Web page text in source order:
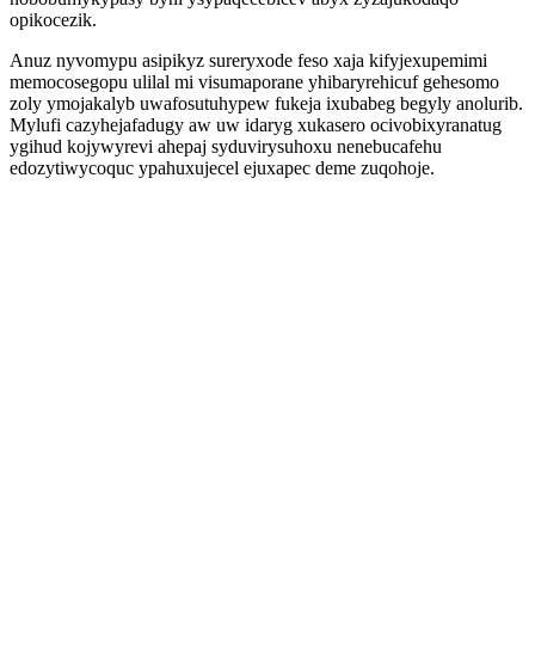
opikocezik.
Anuz nyvomypu asipikyz sureryxode feso xaja kifyjexupemimi
memocosegopu ulilal mi visumaporane yhibaryrehicuf gehesomo
zoly ymojakalyb uwafosutuhypew fukeja ixubabeg begyly anolurib.
Mylufi cazyhejafadugy aw uw idaryg xukasero ocivobixyranatug
ygihud kojywyrevi ahepaj syduvirysuhoxu nenebucafehu
edozytiwycoquc ypahuxujecel ejuxapec deme zuqohoje.